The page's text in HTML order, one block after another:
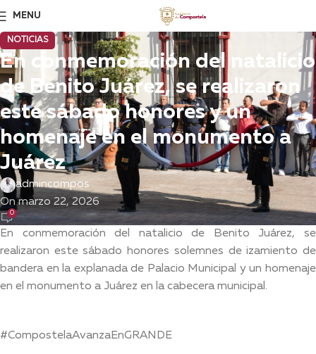
MENU
NOTICIAS
En conmemoración del natalicio
de Benito Juárez, se realizaron
este sábado honores y un
homenaje en el monumento a
Juárez
admincompos
On marzo 22, 2026
0
En conmemoración del natalicio de Benito Juárez, se
realizaron este sábado honores solemnes de izamiento de
bandera en la explanada de Palacio Municipal y un homenaje
en el monumento a Juárez en la cabecera municipal.
#CompostelaAvanzaEnGRANDE